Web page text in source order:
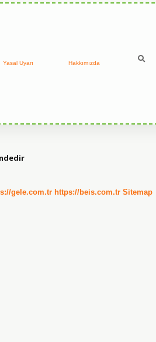
Yasal Uyarı Hakkımızda
gele.com.tr https://beis.com.tr Sitemap